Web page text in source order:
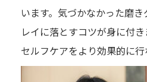
います。気づかなかった磨
レイに落とすコツが身に付
セルフケアをより効果的に行